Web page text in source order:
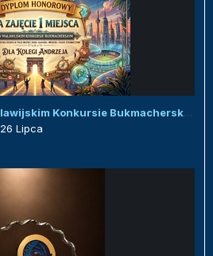
Honorowy dyplom w Malawijskim Konkursie Bukmacherskim :)
26 Lipca